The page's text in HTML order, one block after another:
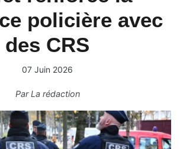
policière avec
des CRS
07 Juin 2026
ParLa rédaction